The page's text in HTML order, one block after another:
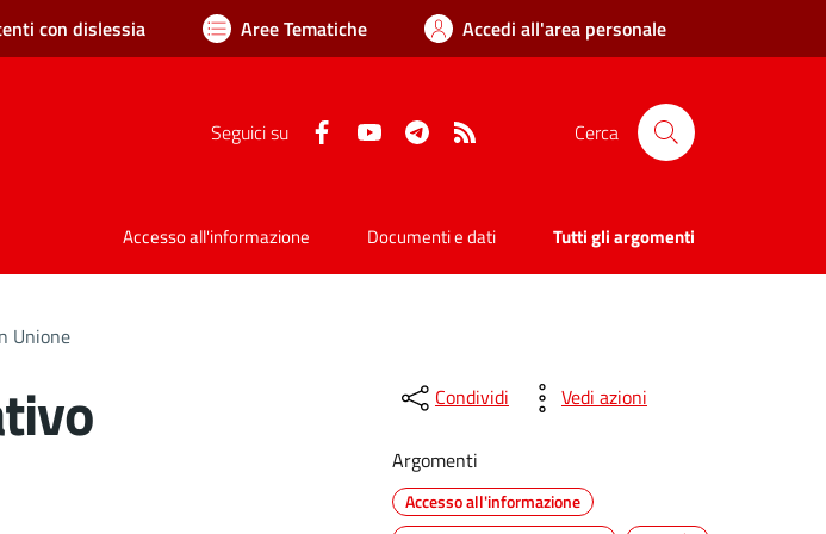
con dislessia Aree Tematiche Accedi all'area personale
Seguici su FacebookYouTube Telegram Cerca
Accesso all'informazione Documenti e dati Tutti gli argomenti
Unione
Condividi Vedi azioni
Argomenti
Accesso all'informazione